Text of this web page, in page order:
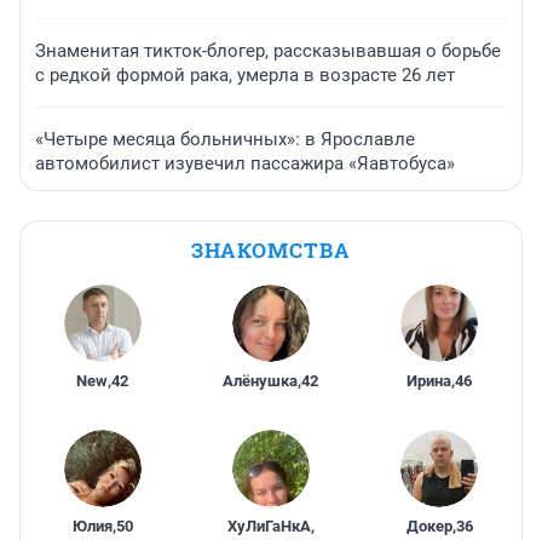
Знаменитая тикток-блогер, рассказывавшая о борьбе
с редкой формой рака, умерла в возрасте 26 лет
«Четыре месяца больничных»: в Ярославле
автомобилист изувечил пассажира «Яавтобуса»
ЗНАКОМСТВА
New,42 Алёнушка,42 Ирина,46
Юлия,50 ХуЛиГаНкА,
Докер,36